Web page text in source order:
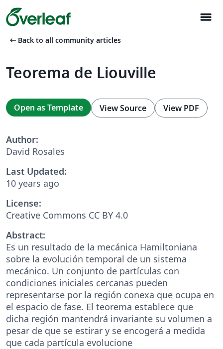
menu
arrow_left_alt Back to all community articles
Teorema de Liouville
Open as Template View Source View PDF
Author:
David Rosales
Last Updated:
10 years ago
License:
Creative Commons CC BY 4.0
Abstract:
Es un resultado de la mecánica Hamiltoniana
sobre la evolución temporal de un sistema
mecánico. Un conjunto de partículas con
condiciones iniciales cercanas pueden
representarse por la región conexa que ocupa en
el espacio de fase. El teorema establece que
dicha región mantendrá invariante su volumen a
pesar de que se estirar y se encogerá a medida
que cada partícula evolucione